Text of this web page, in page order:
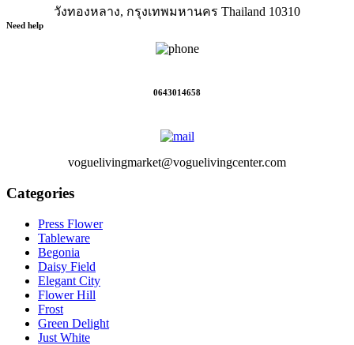
วังทองหลาง, กรุงเทพมหานคร Thailand 10310
Need help
0643014658
voguelivingmarket@voguelivingcenter.com
Categories
Press Flower
Tableware
Begonia
Daisy Field
Elegant City
Flower Hill
Frost
Green Delight
Just White